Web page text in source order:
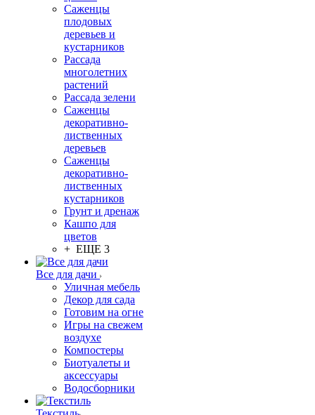
Саженцы
плодовых
деревьев и
кустарников
Рассада
многолетних
растений
Рассада зелени
Саженцы
декоративно-
лиственных
деревьев
Саженцы
декоративно-
лиственных
кустарников
Грунт и дренаж
Кашпо для
цветов
+ ЕЩЕ 3
Все для дачи
Уличная мебель
Декор для сада
Готовим на огне
Игры на свежем
воздухе
Компостеры
Биотуалеты и
аксессуары
Водосборники